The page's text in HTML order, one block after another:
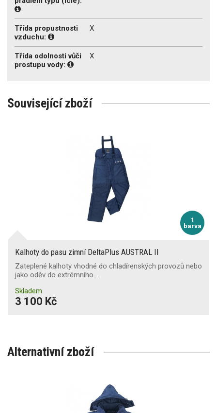
Třída propustnosti
vzduchu:
X
Třída odolnosti vůči
prostupu vody:
X
Související zboží
1
barva
Kalhoty do pasu zimní DeltaPlus AUSTRAL II
Zateplené kalhoty vhodné do chladírenských provozů nebo
jako oděv do extrémního…
Skladem
3 100 Kč
Alternativní zboží